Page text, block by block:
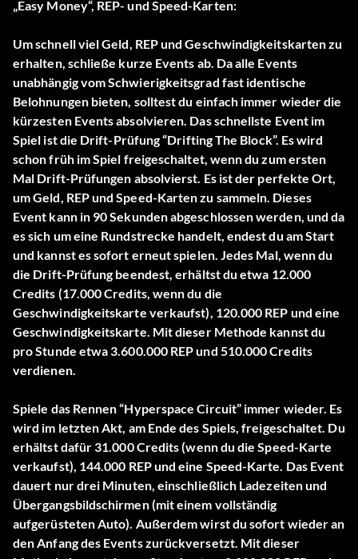
„Easy Money“, REP- und Speed-Karten:
Um schnell viel Geld, REP und Geschwindigkeitskarten zu
erhalten, schließe kurze Events ab. Da alle Events
unabhängig vom Schwierigkeitsgrad fast identische
Belohnungen bieten, solltest du einfach immer wieder die
kürzesten Events absolvieren. Das schnellste Event im
Spiel ist die Drift-Prüfung “Drifting The Block”. Es wird
schon früh im Spiel freigeschaltet, wenn du zum ersten
Mal Drift-Prüfungen absolvierst. Es ist der perfekte Ort,
um Geld, REP und Speed-Karten zu sammeln. Dieses
Event kann in 90 Sekunden abgeschlossen werden, und da
es sich um eine Rundstrecke handelt, endest du am Start
und kannst es sofort erneut spielen. Jedes Mal, wenn du
die Drift-Prüfung beendest, erhältst du etwa 12.000
Credits (17.000 Credits, wenn du die
Geschwindigkeitskarte verkaufst), 120.000 REP und eine
Geschwindigkeitskarte. Mit dieser Methode kannst du
pro Stunde etwa 3.600.000 REP und 510.000 Credits
verdienen.
Spiele das Rennen “Hyperspace Circuit” immer wieder. Es
wird im letzten Akt, am Ende des Spiels, freigeschaltet. Du
erhältst dafür 31.000 Credits (wenn du die Speed-Karte
verkaufst), 144.000 REP und eine Speed-Karte. Das Event
dauert nur drei Minuten, einschließlich Ladezeiten und
Übergangsbildschirmen (mit einem vollständig
aufgerüsteten Auto). Außerdem wirst du sofort wieder an
den Anfang des Events zurückversetzt. Mit dieser